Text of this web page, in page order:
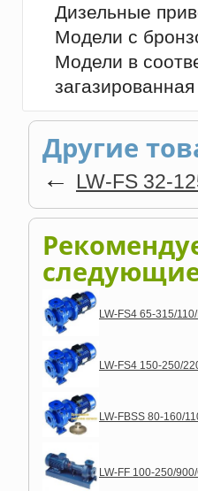
Дизельные
Модели с
Модели в
Другие
← LW-FS 32-
LW-FS4 65-315/
LW-FS4 150-250/
LW-FBSS 80-160/
LW-FF 100-250/